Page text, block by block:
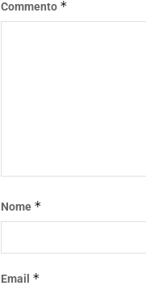
Commento *
Nome *
Email *